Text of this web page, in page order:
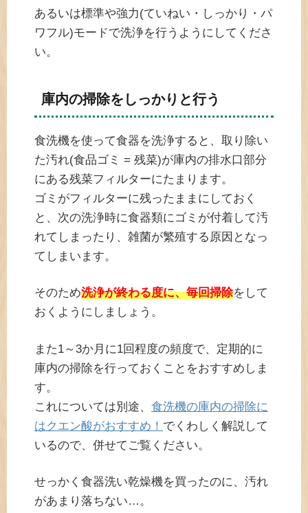
あるいは標準や強力(ていねい・しっかり・パ
ワフル)モードで洗浄を行うようにしてくださ
い。
庫内の掃除をしっかりと行う
食洗機を使って食器を洗浄すると、取り除い
た汚れ(食品ゴミ = 残菜)が庫内の排水口部分
にある残菜フィルターにたまります。
ゴミがフィルターに残ったままにしておく
と、次の洗浄時に食器類にゴミが付着して汚
れてしまったり、雑菌が繁殖する原因となっ
てしまいます。
そのため洗浄が終わる度に、毎回掃除をして
おくようにしましょう。
また1～3か月に1回程度の頻度で、定期的に
庫内の掃除を行っておくことをおすすめしま
す。
これについては別途、 食洗機の庫内の掃除に
はクエン酸がおすすめ！ でくわしく解説して
いるので、併せてご覧ください。
せっかく食器洗い乾燥機を買ったのに、汚れ
があまり落ちない…。